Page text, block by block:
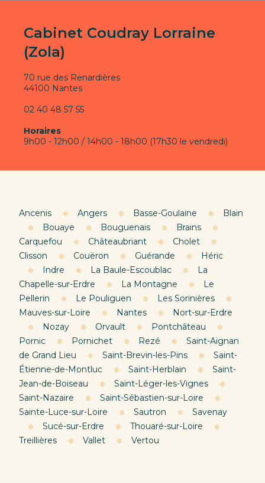
Cabinet Coudray Lorraine
(Zola)
70 rue des Renardières
44100 Nantes
02 40 48 57 55
Horaires
9h00 - 12h00 / 14h00 - 18h00 (17h30 le vendredi)
Ancenis Angers Basse-Goulaine
Blain
Bouaye
Bouguenais
Brains
Carquefou
Châteaubriant
Cholet
Clisson
Couëron Guérande
Héric
Indre
La Baule-Escoublac
La
Chapelle-sur-Erdre
La Montagne
Le
Pellerin
Le Pouliguen
Les Sorinières
Mauves-sur-Loire
Nantes
Nort-sur-Erdre
Nozay
Orvault
Pontchâteau
Pornic
Pornichet Rezé
Saint-Aignan
de Grand Lieu
Saint-Brevin-les-Pins
Saint-
Étienne-de-Montluc
Saint-Herblain
Saint-
Jean-de-Boiseau
Saint-Léger-les-Vignes
Saint-Nazaire
Saint-Sébastien-sur-Loire
Sainte-Luce-sur-Loire
Sautron
Savenay
Sucé-sur-Erdre
Thouaré-sur-Loire
Treillières
Vallet Vertou